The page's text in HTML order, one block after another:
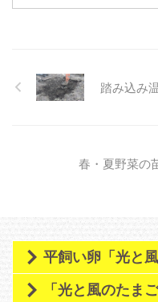
ているマルシェのメンバーとの
と思います。 【畑の準備中】 明
日からしばらく雨予報のため、
り終わってある程度畑が乾いた
の日が続くと種が腐ってしま ...
踏み込み
春・夏野菜の
平飼い卵「光と
「光と風のたま